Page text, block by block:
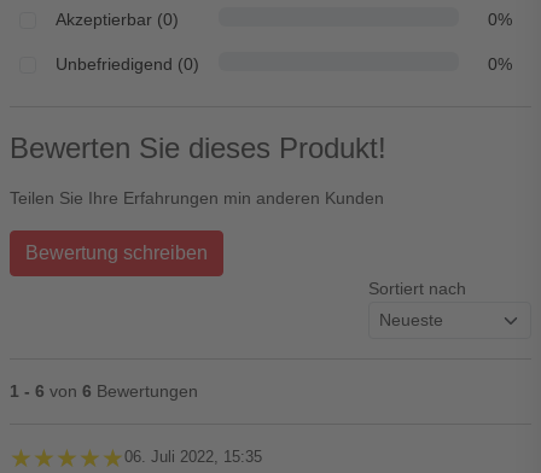
Akzeptierbar (0) 0%
Unbefriedigend (0) 0%
Bewerten Sie dieses Produkt!
Teilen Sie Ihre Erfahrungen min anderen Kunden
Bewertung schreiben
Sortiert nach
1 - 6 von 6 Bewertungen
★★★★★
★★★★★06. Juli 2022, 15:35